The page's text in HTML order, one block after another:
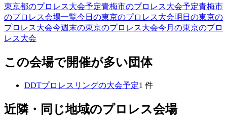
東京都のプロレス大会予定青梅市のプロレス大会予定青梅市
のプロレス会場一覧今日の東京のプロレス大会明日の東京の
プロレス大会今週末の東京のプロレス大会今月の東京のプロ
レス大会
この会場で開催が多い団体
DDTプロレスリングの大会予定1 件
近隣・同じ地域のプロレス会場